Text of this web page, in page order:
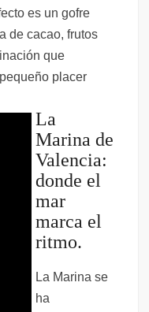
es un gofre
de cacao, frutos
que
placer
La
Marina de
Valencia:
donde el
mar
marca el
ritmo.
La Marina se
ha